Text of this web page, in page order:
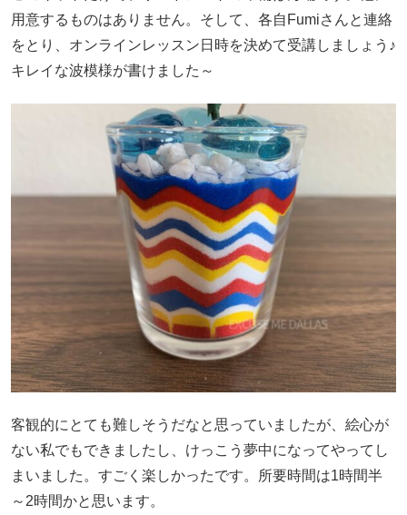
用意するものはありません。そして、各自Fumiさんと連絡
をとり、オンラインレッスン日時を決めて受講しましょう♪
キレイな波模様が書けました～
客観的にとても難しそうだなと思っていましたが、絵心が
ない私でもできましたし、けっこう夢中になってやってし
まいました。すごく楽しかったです。所要時間は1時間半
～2時間かと思います。